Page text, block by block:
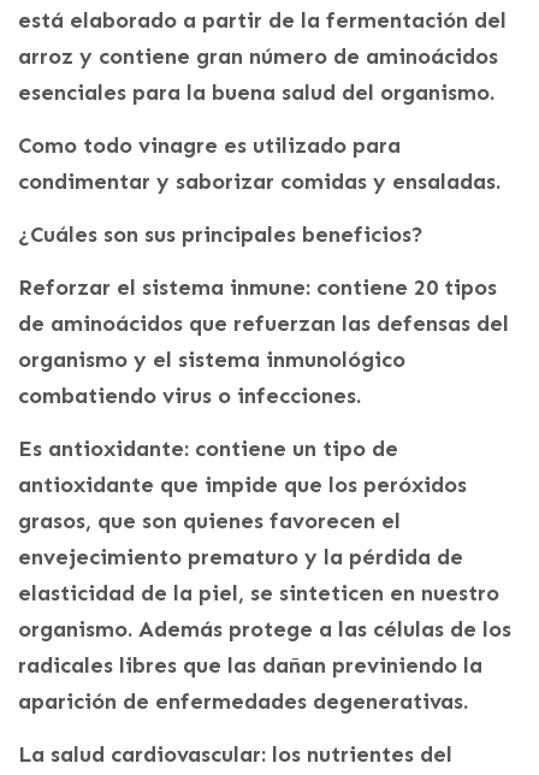
está elaborado a partir de la fermentación del
arroz y contiene gran número de aminoácidos
esenciales para la buena salud del organismo.
Como todo vinagre es utilizado para
condimentar y saborizar comidas y ensaladas.
¿Cuáles son sus principales beneficios?
Reforzar el sistema inmune: contiene 20 tipos
de aminoácidos que refuerzan las defensas del
organismo y el sistema inmunológico
combatiendo virus o infecciones.
Es antioxidante: contiene un tipo de
antioxidante que impide que los peróxidos
grasos, que son quienes favorecen el
envejecimiento prematuro y la pérdida de
elasticidad de la piel, se sinteticen en nuestro
organismo. Además protege a las células de los
radicales libres que las dañan previniendo la
aparición de enfermedades degenerativas.
La salud cardiovascular: los nutrientes del